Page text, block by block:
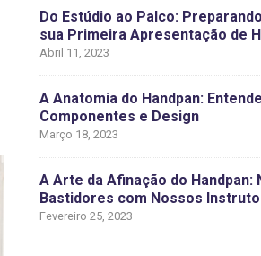
Do Estúdio ao Palco:
sua Primeira Apresentação de
Abril 11, 2023
A Anatomia do Handpan:
Componentes e Design
Março 18, 2023
A Arte da Afinação do Handpan:
Bastidores com Nossos
Fevereiro 25, 2023